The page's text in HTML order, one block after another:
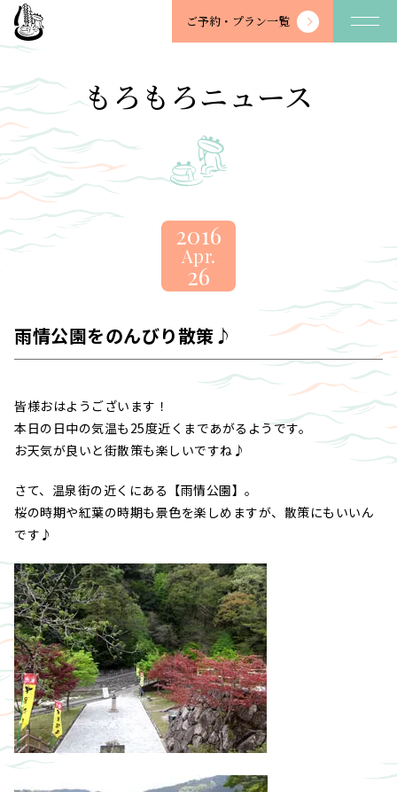
望
川
-
BOSENKAN
ご予約・ プラン一覧
もろもろニュース
2016
Apr.
26
雨情公園をのんびり散策♪
皆様おはようございます！
本日の日中の気温も25度近くまであがるようです。
お天気が良いと街散策も楽しいですね♪
さて、温泉街の近くにある【雨情公園】。
桜の時期や紅葉の時期も景色を楽しめますが、散策にもいいん
です♪